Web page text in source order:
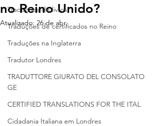
Traduções de livros
Traduções de certificados no Reino
Traduções na Inglaterra
Tradutor Londres
TRADUTTORE GIURATO DEL CONSOLATO
GE
CERTIFIED TRANSLATIONS FOR THE ITAL
Cidadania Italiana em Londres
no Reino Unido?
Atualizado: 26 de abr.